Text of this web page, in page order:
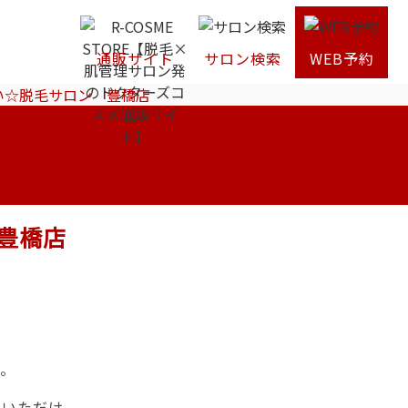
通販サイト サロン検索
WEB予約
☆脱毛サロン 豊橋店
橋店